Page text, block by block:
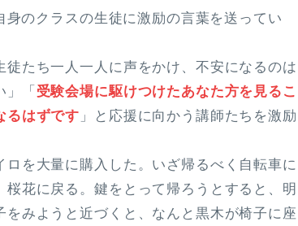
のクラスの生徒に激励の言葉を送ってい
たち一人一人に声をかけ、不安になるのは
「 受験会場に駆けつけたあなた方を見るこ
るはずです 」と応援に向かう講師たちを激励
を大量に購入した。いざ帰るべく自転車に
花に戻る。鍵をとって帰ろうとすると、明
みようと近づくと、なんと黒木が椅子に座